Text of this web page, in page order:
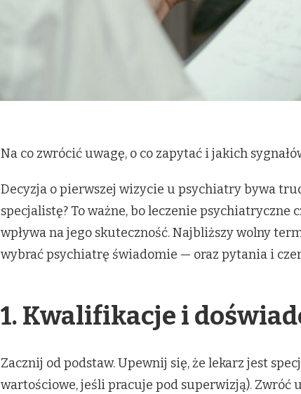
Na co zwrócić uwagę, o co zapytać i jakich
Decyzja o pierwszej wizycie u psychiatry bywa
specjalistę? To ważne, bo leczenie psychiatryczne
wpływa na jego skuteczność. Najbliższy wolny
wybrać psychiatrę świadomie — oraz pytania i
1. Kwalifikacje i
Zacznij od podstaw. Upewnij się, że lekarz jest
wartościowe, jeśli pracuje pod superwizją).